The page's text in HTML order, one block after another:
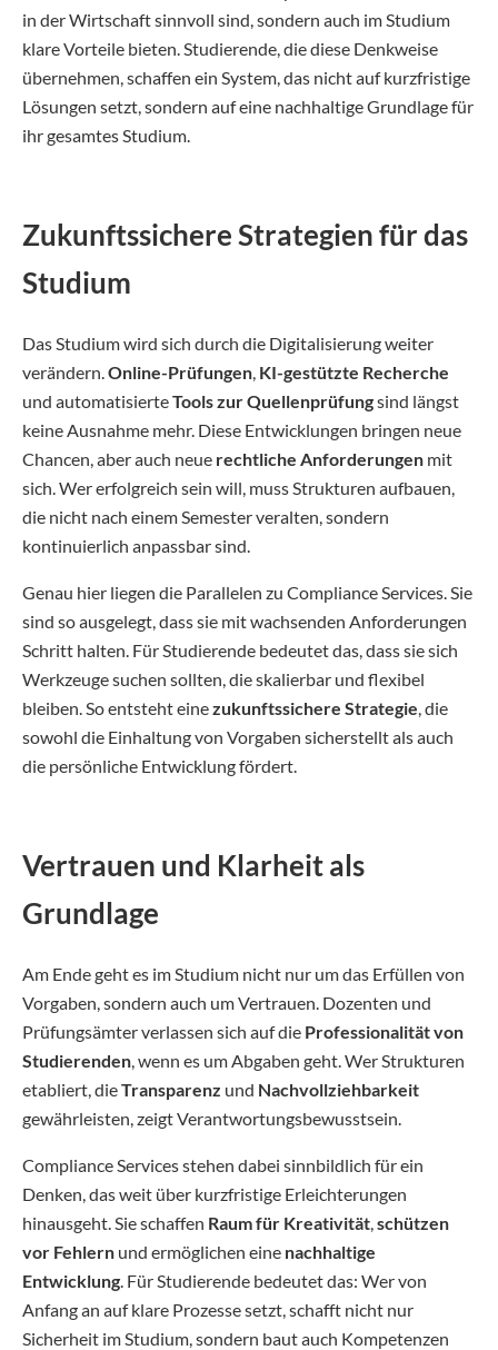
in der Wirtschaft sinnvoll sind, sondern auch im Studium
klare Vorteile bieten. Studierende, die diese Denkweise
übernehmen, schaffen ein System, das nicht auf kurzfristige
Lösungen setzt, sondern auf eine nachhaltige Grundlage für
ihr gesamtes Studium.
Zukunftssichere Strategien für das
Studium
Das Studium wird sich durch die Digitalisierung weiter
verändern.Online-Prüfungen, KI-gestützte Recherche
und automatisierteTools zur Quellenprüfungsind längst
keine Ausnahme mehr. Diese Entwicklungen bringen neue
Chancen, aber auch neue rechtliche Anforderungen mit
sich. Wer erfolgreich sein will, muss Strukturen aufbauen,
die nicht nach einem Semester veralten, sondern
kontinuierlich anpassbar sind.
Genau hier liegen die Parallelen zu Compliance Services. Sie
sind so ausgelegt, dass sie mit wachsenden Anforderungen
Schritt halten. Für Studierende bedeutet das, dass sie sich
Werkzeuge suchen sollten, die skalierbar und flexibel
bleiben. So entsteht einezukunftssichere Strategie, die
sowohl die Einhaltung von Vorgaben sicherstellt als auch
die persönliche Entwicklung fördert.
Vertrauen und Klarheit als
Grundlage
Am Ende geht es im Studium nicht nur um das Erfüllen von
Vorgaben, sondern auch um Vertrauen. Dozenten und
Prüfungsämter verlassen sich auf die Professionalität von
Studierenden, wenn es um Abgaben geht. Wer Strukturen
etabliert, dieTransparenz und Nachvollziehbarkeit
gewährleisten, zeigt Verantwortungsbewusstsein.
Compliance Services stehen dabei sinnbildlich für ein
Denken, das weit über kurzfristige Erleichterungen
hinausgeht. Sie schaffen Raum für Kreativität,schützen
vor Fehlern und ermöglichen eine nachhaltige
Entwicklung. Für Studierende bedeutet das: Wer von
Anfang an auf klare Prozesse setzt, schafft nicht nur
Sicherheit im Studium, sondern baut auch Kompetenzen